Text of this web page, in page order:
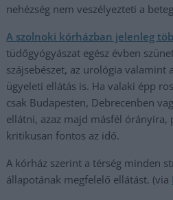
nehézség nem veszélyezteti a
A szolnoki kórházban jelenleg
tüdőgyógyászat egész évben
szájsebészet, az urológia valamint
ügyeleti ellátás is. Ha valaki épp
csak Budapesten, Debrecenben
ellátni, azaz majd másfél órányira,
kritikusan fontos az idő.
A kórház szerint a térség minden
állapotának megfelelő ellátást. (via